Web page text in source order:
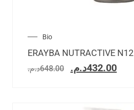
Bio
ERAYBA NUTRACTIVE N12
648.00د.م. 432.00د.م.